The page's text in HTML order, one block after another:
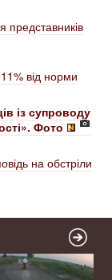
представників
11% від норми
із супроводу
Фото
на обстріли